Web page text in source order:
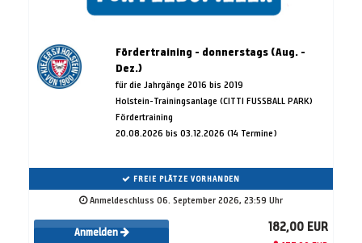
Fördertraining - donnerstags (Aug. -
Dez.)
für die Jahrgänge 2016 bis 2019
Holstein-Trainingsanlage (CITTI FUSSBALL PARK)
Fördertraining
20.08.2026 bis 03.12.2026 (14 Termine)
FREIE PLÄTZE VORHANDEN
Anmeldeschluss 06. September 2026, 23:59 Uhr
Anmelden 182,00 EUR